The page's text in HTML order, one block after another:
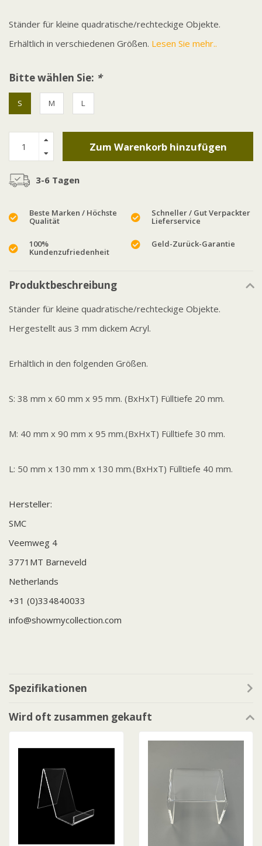
Ständer für kleine quadratische/rechteckige Objekte.
Erhältlich in verschiedenen Größen. Lesen Sie mehr..
Bitte wählen Sie: *
S M L
Zum Warenkorb hinzufügen
3-6 Tagen
Beste Marken / Höchste
Qualität
Schneller / Gut Verpackter
Lieferservice
100%
Kundenzufriedenheit
Geld-Zurück-Garantie
Produktbeschreibung
Ständer für kleine quadratische/rechteckige Objekte.
Hergestellt aus 3 mm dickem Acryl.
Erhältlich in den folgenden Größen.
S: 38 mm x 60 mm x 95 mm. (BxHxT) Fülltiefe 20 mm.
M: 40 mm x 90 mm x 95 mm.(BxHxT) Fülltiefe 30 mm.
L: 50 mm x 130 mm x 130 mm.(BxHxT) Fülltiefe 40 mm.
Hersteller:
SMC
Veemweg 4
3771MT Barneveld
Netherlands
+31 (0)334840033
info@showmycollection.com
Spezifikationen
Wird oft zusammen gekauft